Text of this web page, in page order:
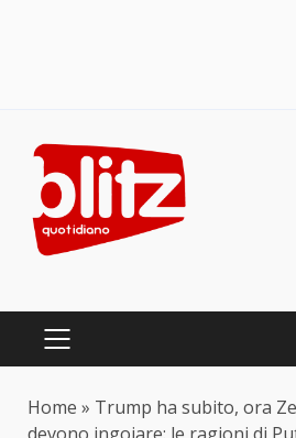
content
PRIMARY
Home » Trump ha subito, ora